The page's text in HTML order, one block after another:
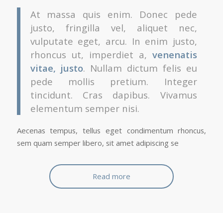
At massa quis enim. Donec pede
justo, fringilla vel, aliquet nec,
vulputate eget, arcu. In enim justo,
rhoncus ut, imperdiet a, venenatis
vitae, justo. Nullam dictum felis eu
pede mollis pretium. Integer
tincidunt. Cras dapibus. Vivamus
elementum semper nisi.
Aecenas tempus, tellus eget condimentum rhoncus,
sem quam semper libero, sit amet adipiscing se
Read more